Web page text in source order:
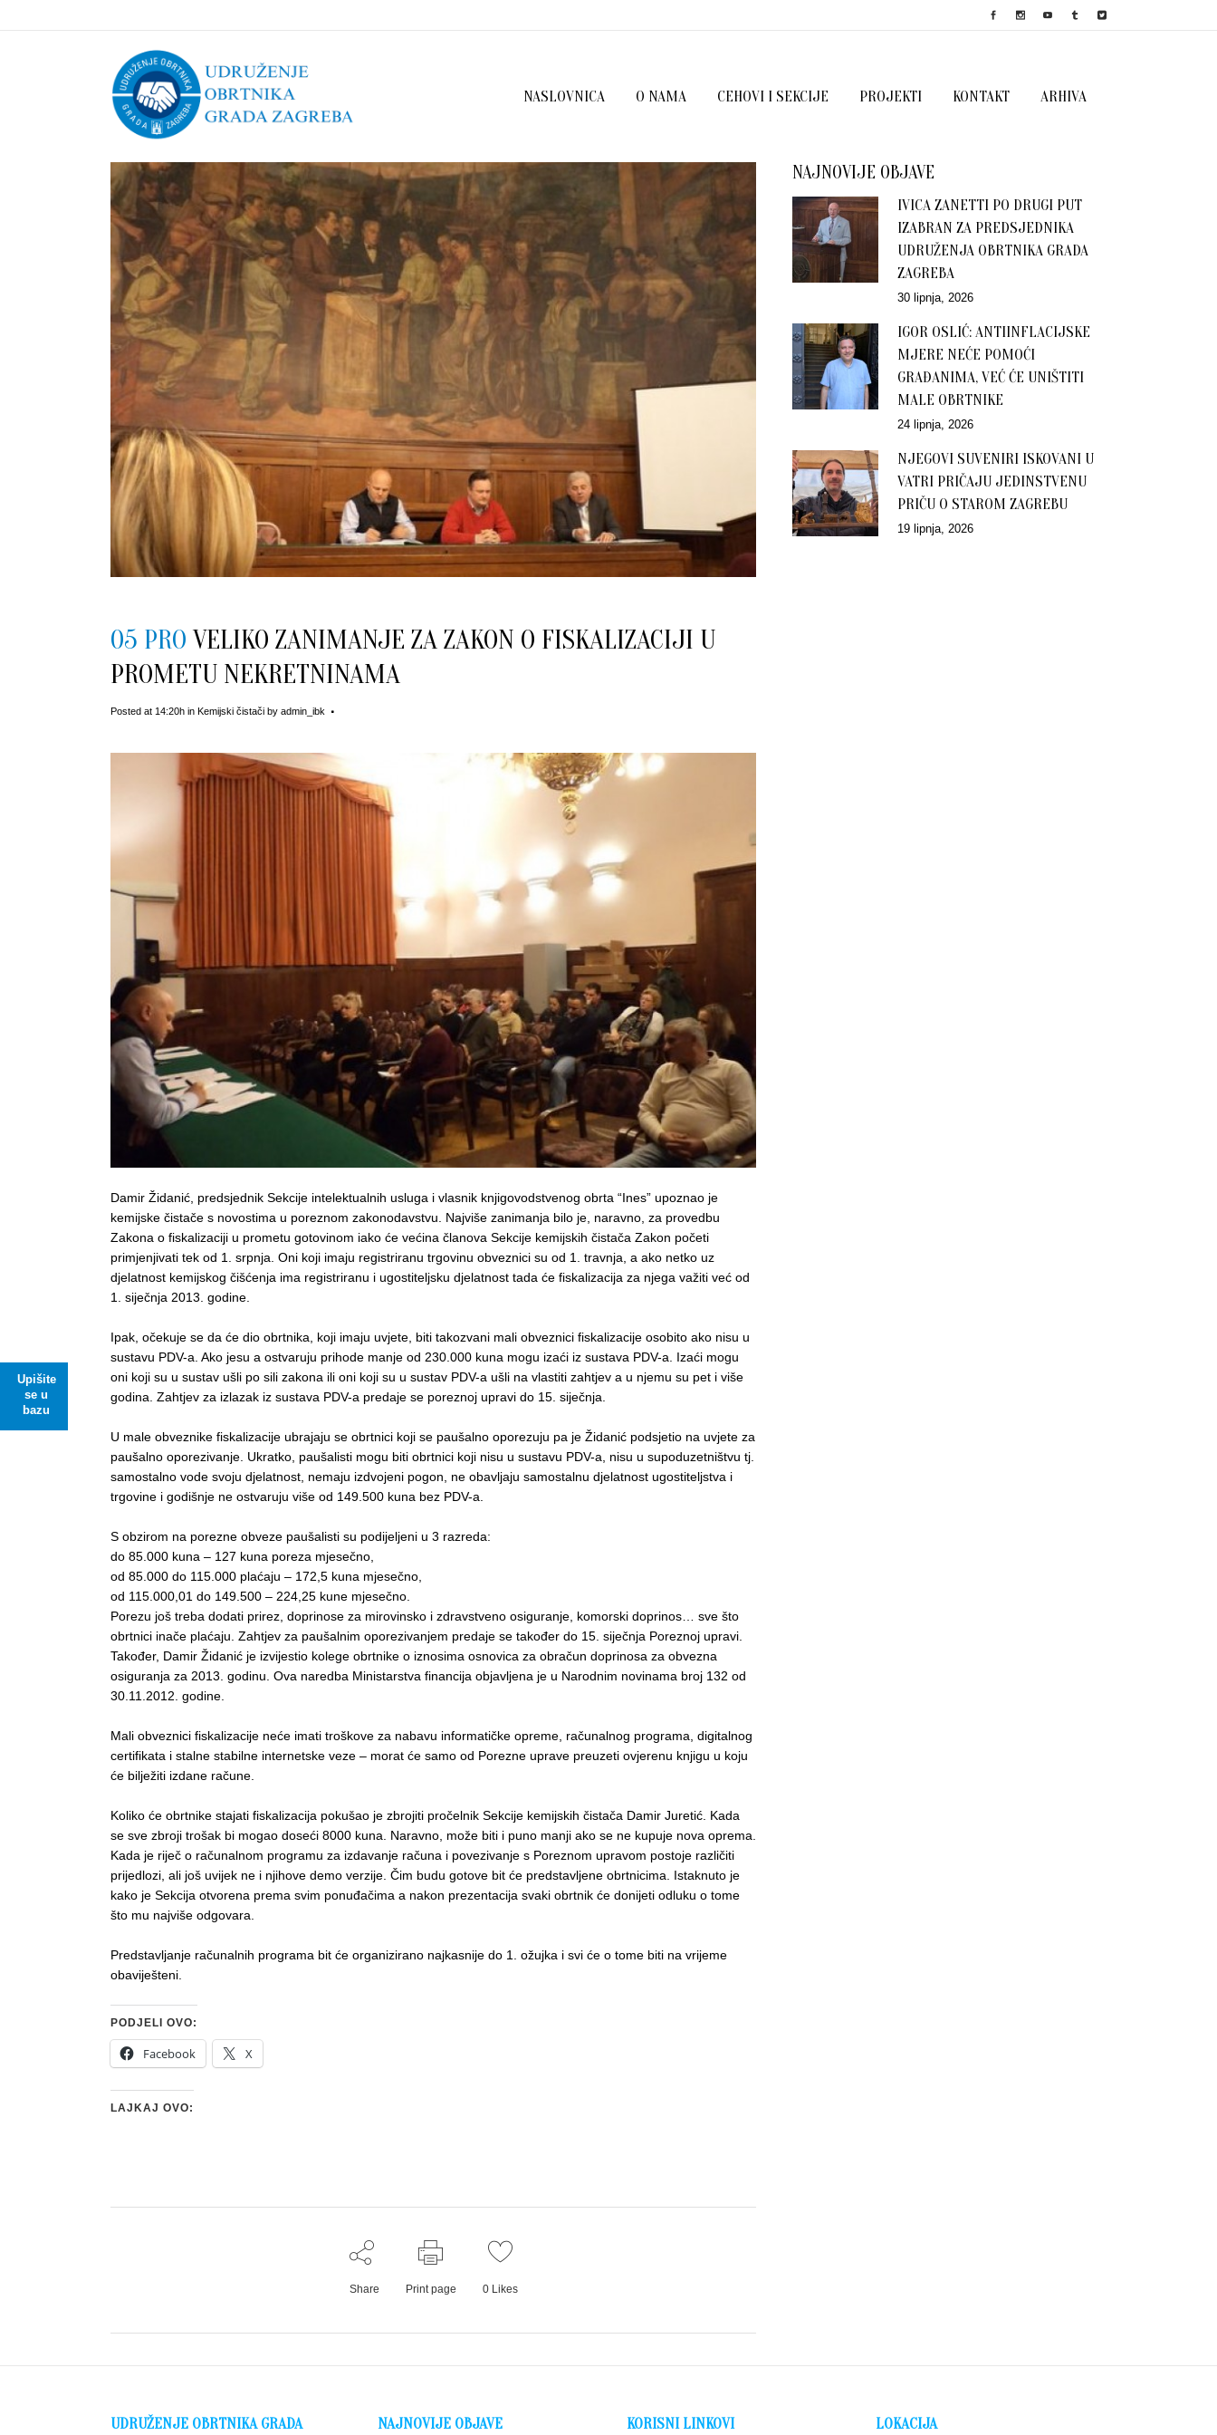
NASLOVNICA O NAMA CEHOVI I SEKCIJE PROJEKTI KONTAKT ARHIVA
Upišite
se u
bazu
05 PRO VELIKO ZANIMANJE ZA ZAKON O FISKALIZACIJI U
PROMETU NEKRETNINAMA
Posted at 14:20h in Kemijski čistači by admin_ibk
Damir Židanić, predsjednik Sekcije intelektualnih usluga i vlasnik knjigovodstvenog obrta “Ines” upoznao je
kemijske čistače s novostima u poreznom zakonodavstvu. Najviše zanimanja bilo je, naravno, za provedbu
Zakona o fiskalizaciji u prometu gotovinom iako će većina članova Sekcije kemijskih čistača Zakon početi
primjenjivati tek od 1. srpnja. Oni koji imaju registriranu trgovinu obveznici su od 1. travnja, a ako netko uz
djelatnost kemijskog čišćenja ima registriranu i ugostiteljsku djelatnost tada će fiskalizacija za njega važiti već od
1. siječnja 2013. godine.
Ipak, očekuje se da će dio obrtnika, koji imaju uvjete, biti takozvani mali obveznici fiskalizacije osobito ako nisu u
sustavu PDV-a. Ako jesu a ostvaruju prihode manje od 230.000 kuna mogu izaći iz sustava PDV-a. Izaći mogu
oni koji su u sustav ušli po sili zakona ili oni koji su u sustav PDV-a ušli na vlastiti zahtjev a u njemu su pet i više
godina. Zahtjev za izlazak iz sustava PDV-a predaje se poreznoj upravi do 15. siječnja.
U male obveznike fiskalizacije ubrajaju se obrtnici koji se paušalno oporezuju pa je Židanić podsjetio na uvjete za
paušalno oporezivanje. Ukratko, paušalisti mogu biti obrtnici koji nisu u sustavu PDV-a, nisu u supoduzetništvu tj.
samostalno vode svoju djelatnost, nemaju izdvojeni pogon, ne obavljaju samostalnu djelatnost ugostiteljstva i
trgovine i godišnje ne ostvaruju više od 149.500 kuna bez PDV-a.
S obzirom na porezne obveze paušalisti su podijeljeni u 3 razreda:
do 85.000 kuna – 127 kuna poreza mjesečno,
od 85.000 do 115.000 plaćaju – 172,5 kuna mjesečno,
od 115.000,01 do 149.500 – 224,25 kune mjesečno.
Porezu još treba dodati prirez, doprinose za mirovinsko i zdravstveno osiguranje, komorski doprinos… sve što
obrtnici inače plaćaju. Zahtjev za paušalnim oporezivanjem predaje se također do 15. siječnja Poreznoj upravi.
Također, Damir Židanić je izvijestio kolege obrtnike o iznosima osnovica za obračun doprinosa za obvezna
osiguranja za 2013. godinu. Ova naredba Ministarstva financija objavljena je u Narodnim novinama broj 132 od
30.11.2012. godine.
Mali obveznici fiskalizacije neće imati troškove za nabavu informatičke opreme, računalnog programa, digitalnog
certifikata i stalne stabilne internetske veze – morat će samo od Porezne uprave preuzeti ovjerenu knjigu u koju
će bilježiti izdane račune.
Koliko će obrtnike stajati fiskalizacija pokušao je zbrojiti pročelnik Sekcije kemijskih čistača Damir Juretić. Kada
se sve zbroji trošak bi mogao doseći 8000 kuna. Naravno, može biti i puno manji ako se ne kupuje nova oprema.
Kada je riječ o računalnom programu za izdavanje računa i povezivanje s Poreznom upravom postoje različiti
prijedlozi, ali još uvijek ne i njihove demo verzije. Čim budu gotove bit će predstavljene obrtnicima. Istaknuto je
kako je Sekcija otvorena prema svim ponuđačima a nakon prezentacija svaki obrtnik će donijeti odluku o tome
što mu najviše odgovara.
Predstavljanje računalnih programa bit će organizirano najkasnije do 1. ožujka i svi će o tome biti na vrijeme
obaviješteni.
PODJELI OVO:
Facebook X
LAJKAJ OVO:
Share Print page 0Likes
NAJNOVIJE OBJAVE
IVICA ZANETTI PO DRUGI PUT
IZABRAN ZA PREDSJEDNIKA
UDRUŽENJA OBRTNIKA GRADA
ZAGREBA
30 lipnja, 2026
IGOR OSLIĆ: ANTIINFLACIJSKE
MJERE NEĆE POMOĆI
GRAĐANIMA, VEĆ ĆE UNIŠTITI
MALE OBRTNIKE
24 lipnja, 2026
NJEGOVI SUVENIRI ISKOVANI U
VATRI PRIČAJU JEDINSTVENU
PRIČU O STAROM ZAGREBU
19 lipnja, 2026
UDRUŽENJE OBRTNIKA GRADA NAJNOVIJE OBJAVE KORISNI LINKOVI LOKACIJA